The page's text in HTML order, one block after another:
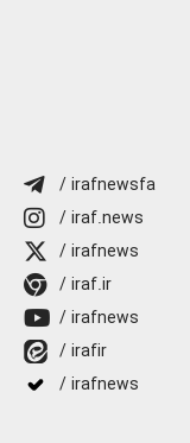
/ irafnewsfa
/ iraf.news
/ irafnews
/ iraf.ir
/ irafnews
/ irafir
/ irafnews